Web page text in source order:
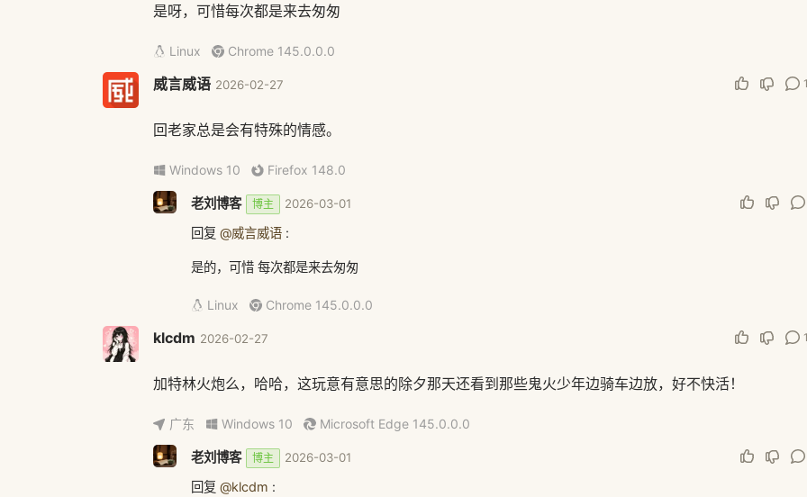
是呀，可惜每次都是来去匆匆
Linux Chrome 145.0.0.0
威言威语 2026-02-27
回老家总是会有特殊的情感。
Windows 10 Firefox 148.0
老刘博客 博主 2026-03-01
回复 @威言威语:
是的，可惜 每次都是来去匆匆
Linux Chrome 145.0.0.0
klcdm 2026-02-27
加特林火炮么，哈哈，这玩意有意思的除夕那天还看到那些鬼火少年边骑车边放，好不快活！
广东 Windows 10 Microsoft Edge 145.0.0.0
老刘博客 博主 2026-03-01
回复 @klcdm :